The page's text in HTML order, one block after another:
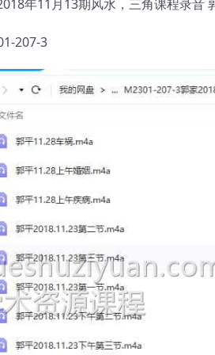
年11月13期风水，三角课程录音
207-3